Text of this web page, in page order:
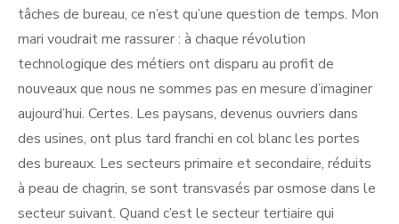
tâches de bureau, ce n’est qu’une question de temps. Mon
mari voudrait me rassurer : à chaque révolution
technologique des métiers ont disparu au profit de
nouveaux que nous ne sommes pas en mesure d’imaginer
aujourd’hui. Certes. Les paysans, devenus ouvriers dans
des usines, ont plus tard franchi en col blanc les portes
des bureaux. Les secteurs primaire et secondaire, réduits
à peau de chagrin, se sont transvasés par osmose dans le
secteur suivant. Quand c’est le secteur tertiaire qui